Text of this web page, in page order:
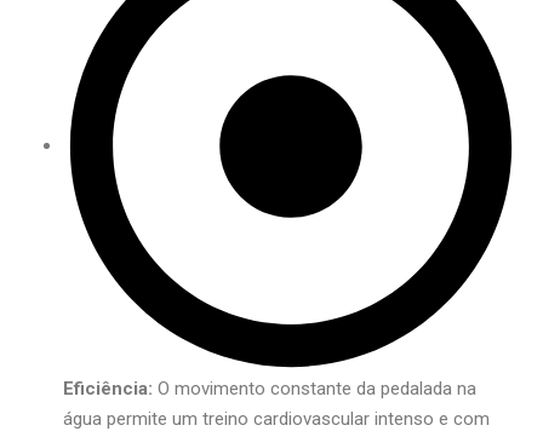
Eficiência: O movimento constante da pedalada na
água permite um treino cardiovascular intenso e com